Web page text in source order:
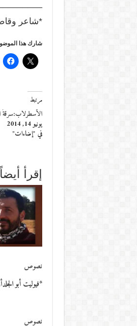
*شاعر
شارك هذا
مرتبط
الأسطرلاب:سرقةُ
يونيو 14, 2014
في "إضاءات"
إقرأ أيضاً
نصوص
*فيوليت أبو
نصوص